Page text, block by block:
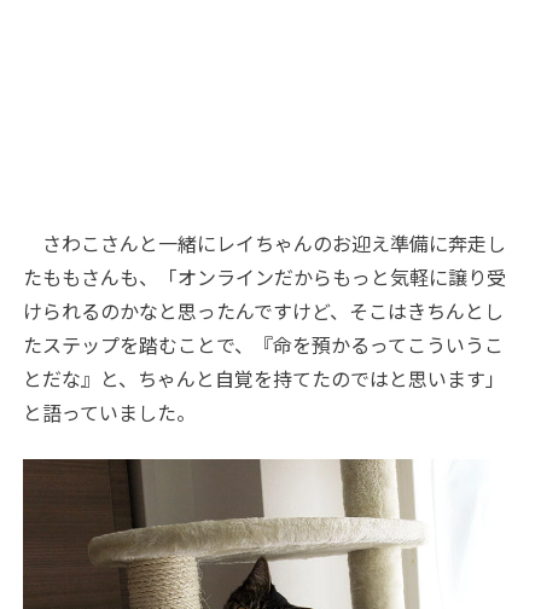
さわこさんと一緒にレイちゃんのお迎え準備に奔走し
たももさんも、「オンラインだからもっと気軽に譲り受
けられるのかなと思ったんですけど、そこはきちんとし
たステップを踏むことで、『命を預かるってこういうこ
とだな』と、ちゃんと自覚を持てたのではと思います」
と語っていました。